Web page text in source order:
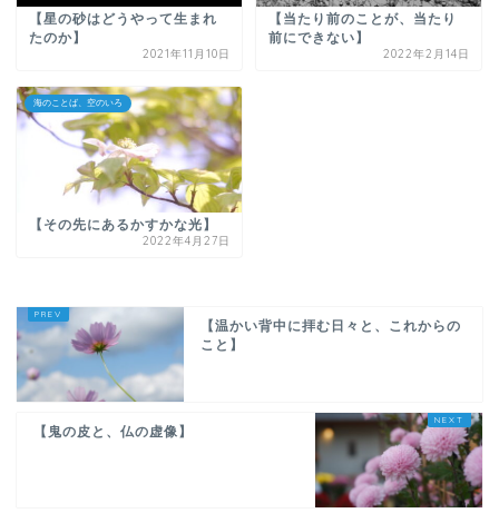
【星の砂はどうやって生まれ
たのか】
2021年11月10日
【当たり前のことが、当たり
前にできない】
2022年2月14日
海のことば、空のいろ
【その先にあるかすかな光】
2022年4月27日
【温かい背中に拝む日々と、これからの
こと】
【鬼の皮と、仏の虚像】